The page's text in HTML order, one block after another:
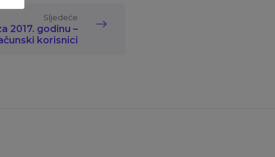
Sljedeće
2017. godinu –
korisnici